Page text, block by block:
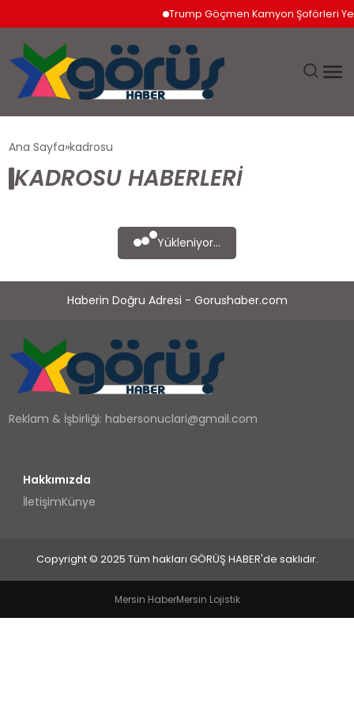
Trump Göçmen Kamyon Şoförleri
EKONOMI
SPOR
TEKNOLOJI
YAŞAM
Ana Sayfa kadrosu
KADROSU HABERLERI
Yükleniyor...
Haberin Doğru Adresi - Gorushaber.com
Reklam & İşbirliği:habersonuclari@gmail.com
Hakkımızda
İletişimKünye
Copyright © 2025 Tüm hakları GÖRÜŞ HABER'de saklıdır.
Mersin HaberMersin Lojistik